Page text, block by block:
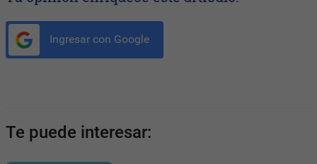
Ingresar con Google
Te puede interesar: